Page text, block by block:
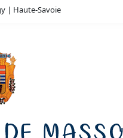
| Haute-Savoie